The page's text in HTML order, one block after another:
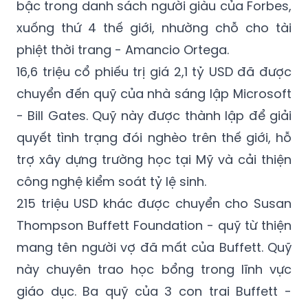
Vì vậy, tài sản của tỷ phú đã giảm từ 65,9 tỷ
USD xuống 63,1 tỷ USD. Ông cũng bị tụt một
bậc trong danh sách người giàu của Forbes,
xuống thứ 4 thế giới, nhường chỗ cho tài
phiệt thời trang - Amancio Ortega.
16,6 triệu cổ phiếu trị giá 2,1 tỷ USD đã được
chuyển đến quỹ của nhà sáng lập Microsoft
- Bill Gates. Quỹ này được thành lập để giải
quyết tình trạng đói nghèo trên thế giới, hỗ
trợ xây dựng trường học tại Mỹ và cải thiện
công nghệ kiểm soát tỷ lệ sinh.
215 triệu USD khác được chuyển cho Susan
Thompson Buffett Foundation - quỹ từ thiện
mang tên người vợ đã mất của Buffett. Quỹ